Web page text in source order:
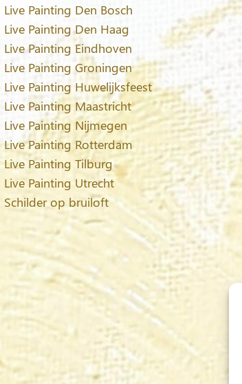
Live Painting Den Bosch
Live Painting Den Haag
Live Painting Eindhoven
Live Painting Groningen
Live Painting Huwelijksfeest
Live Painting Maastricht
Live Painting Nijmegen
Live Painting Rotterdam
Live Painting Tilburg
Live Painting Utrecht
Schilder op bruiloft